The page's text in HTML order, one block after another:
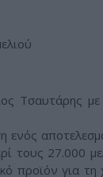
Τσαυτάρης
τους 27.000
προϊόν για